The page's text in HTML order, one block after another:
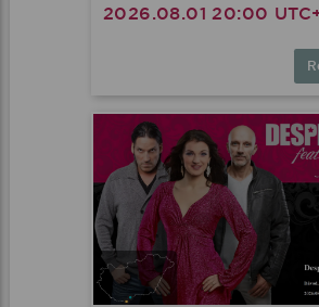
2026.08.01 20:00